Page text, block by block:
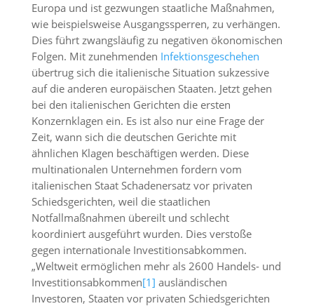
Europa und ist gezwungen staatliche Maßnahmen,
wie beispielsweise Ausgangssperren, zu verhängen.
Dies führt zwangsläufig zu negativen ökonomischen
Folgen. Mit zunehmenden Infektionsgeschehen
übertrug sich die italienische Situation sukzessive
auf die anderen europäischen Staaten. Jetzt gehen
bei den italienischen Gerichten die ersten
Konzernklagen ein. Es ist also nur eine Frage der
Zeit, wann sich die deutschen Gerichte mit
ähnlichen Klagen beschäftigen werden. Diese
multinationalen Unternehmen fordern vom
italienischen Staat Schadenersatz vor privaten
Schiedsgerichten, weil die staatlichen
Notfallmaßnahmen übereilt und schlecht
koordiniert ausgeführt wurden. Dies verstoße
gegen internationale Investitionsabkommen.
„Weltweit ermöglichen mehr als 2600 Handels- und
Investitionsabkommen[1] ausländischen
Investoren, Staaten vor privaten Schiedsgerichten